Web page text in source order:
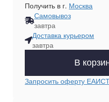
Получить в г. Москва
Самовывоз
завтра
Доставка курьером
завтра
В
Запросить оферту